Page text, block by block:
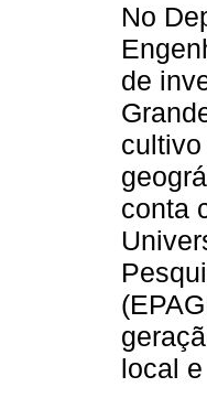
No
de
conta
local